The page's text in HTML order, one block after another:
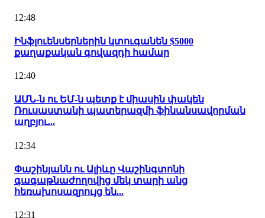
12:48
Ինֆլուենսերներին կտուգանեն $5000
քաղաքական գովազդի համար
12:40
ԱՄՆ-ն ու ԵՄ-ն պետք է միասին փակեն
Ռուսաստանի պատերազմի ֆինանսավորման
աղբյու...
12:34
Փաշինյանն ու Ալիևը Վաշինգտոնի
գագաթնաժողովից մեկ տարի անց
հեռախոսազրույց են...
12:31